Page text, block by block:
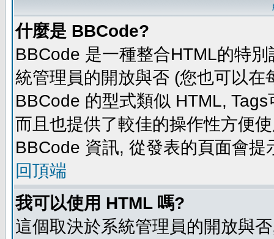
什麼是 BBCode?
BBCode 是一種整合HTML的特
統管理員的開放與否 (您也可以
BBCode 的型式類似 HTML,
而且也提供了較佳的操作性方便
BBCode 資訊, 從發表的頁面會提
回頂端
我可以使用 HTML 嗎?
這個取決於系統管理員的開放與